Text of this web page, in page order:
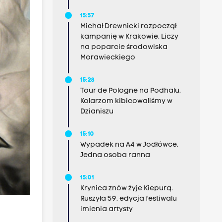
15:57
Michał Drewnicki rozpoczął
kampanię w Krakowie. Liczy
na poparcie środowiska
Morawieckiego
15:28
Tour de Pologne na Podhalu.
Kolarzom kibicowaliśmy w
Dzianiszu
15:10
Wypadek na A4 w Jodłówce.
Jedna osoba ranna
15:01
Krynica znów żyje Kiepurą.
Ruszyła 59. edycja festiwalu
imienia artysty